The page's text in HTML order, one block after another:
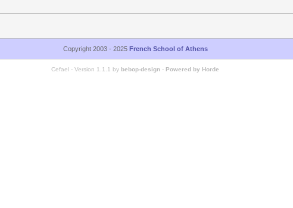
Copyright 2003 - 2025 French School of Athens
Cefael - Version 1.1.1 by bebop-design - Powered by Horde